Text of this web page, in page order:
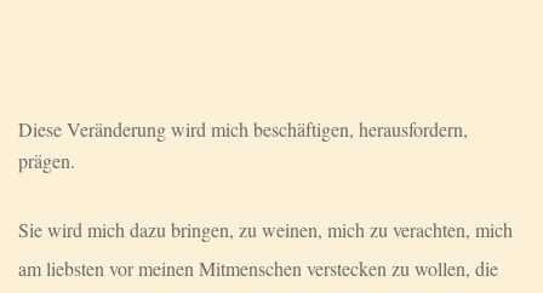
Diese Veränderung wird mich beschäftigen, herausfordern,
prägen.
Sie wird mich dazu bringen, zu weinen, mich zu verachten, mich
am liebsten vor meinen Mitmenschen verstecken zu wollen, die